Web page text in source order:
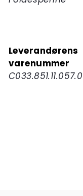
Leverandørens
varenummer